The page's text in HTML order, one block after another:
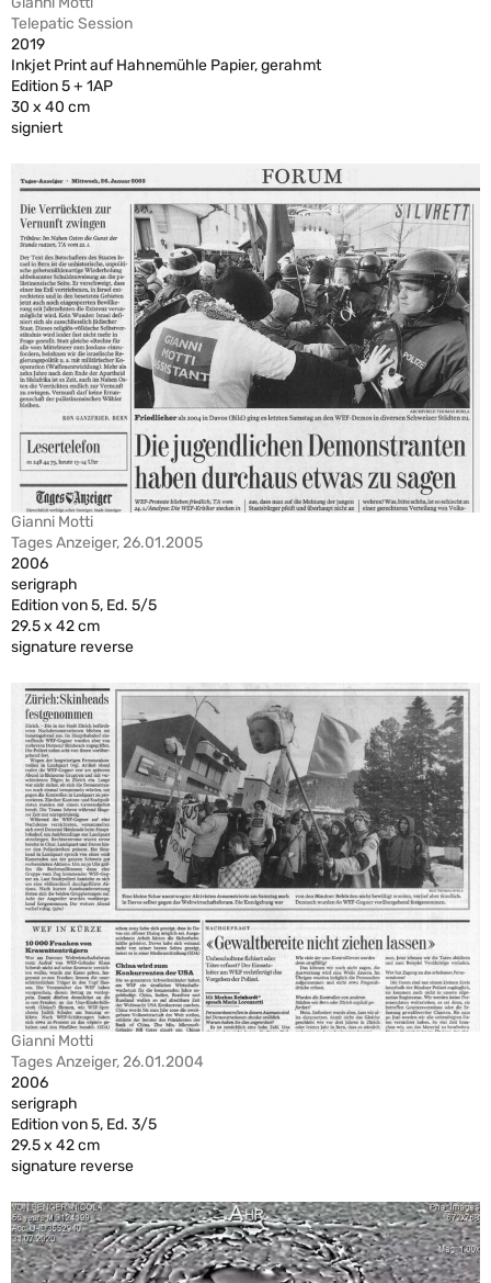
Telepatic Session
2019
Inkjet Print auf Hahnemühle Papier, gerahmt
Edition 5 + 1AP
30 x 40 cm
signiert
Gianni Motti
Tages Anzeiger, 26.01.2005
2006
serigraph
Edition von 5, Ed. 5/5
29.5 x 42 cm
signature reverse
Gianni Motti
Tages Anzeiger, 26.01.2004
2006
serigraph
Edition von 5, Ed. 3/5
29.5 x 42 cm
signature reverse